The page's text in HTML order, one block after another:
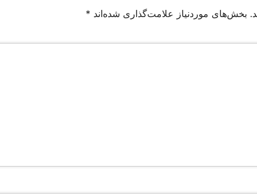
بخش‌های موردنیاز علامت‌گذاری شده‌اند *